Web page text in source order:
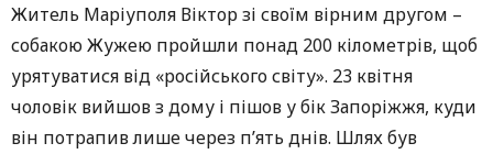
Житель Маріуполя Віктор зі своїм вірним другом –
собакою Жужею пройшли понад 200 кілометрів, щоб
урятуватися від «російського світу». 23 квітня
чоловік вийшов з дому і пішов у бік Запоріжжя, куди
він потрапив лише через п’ять днів. Шлях був